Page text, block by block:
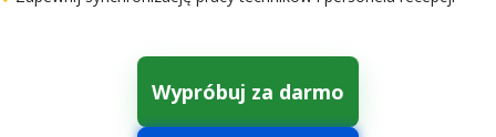
Wypróbuj za darmo